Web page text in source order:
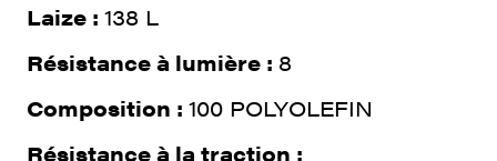
Laize : 138 L
Résistance à lumière : 8
Composition : 100 POLYOLEFIN
Résistance à la traction :